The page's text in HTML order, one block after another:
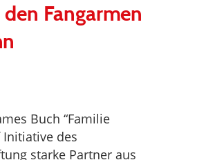
Fangarmen
Buch “Familie
Initiative des
starke Partner aus